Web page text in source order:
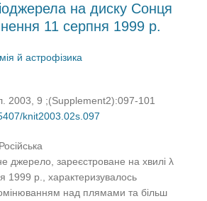
на диску Сонця
11 серпня 1999 р.
й астрофізика
2003, 9 ;(Supplement2):097-101
knit2003.02s.097
Російська
джерело, зареєстроване на хвилі λ
1999 р., характеризувалось
над плямами та більш